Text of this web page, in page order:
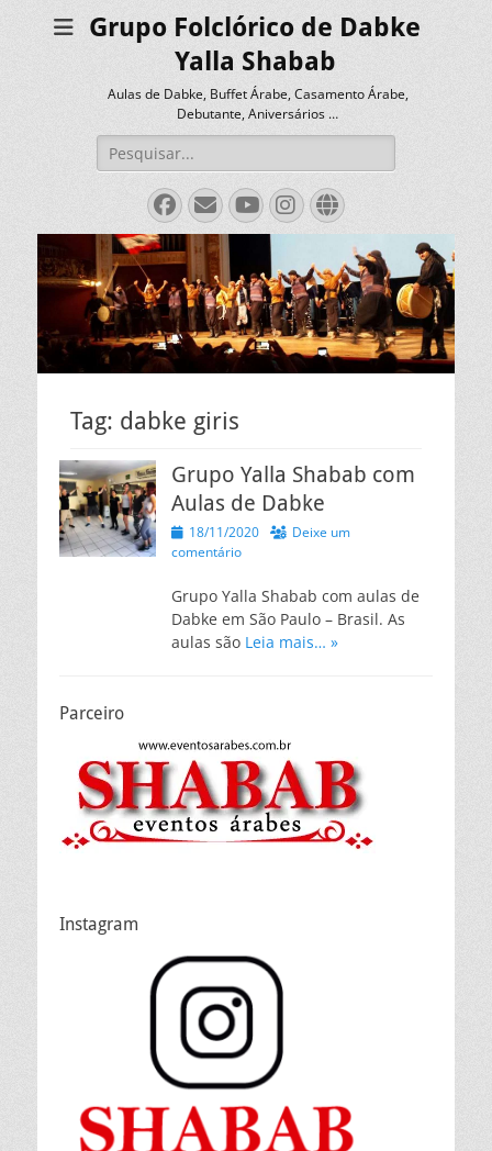
Grupo Folclórico de Dabke
Yalla Shabab
Aulas de Dabke, Buffet Árabe, Casamento Árabe,
Debutante, Aniversários …
Pesquisar
por:
Facebook
EmailYouTube
Instagram
Website
Tag: dabke giris
Grupo Yalla Shabab com
Aulas de Dabke
Posted
on
18/11/2020
Deixe um
comentário
Grupo Yalla Shabab com aulas de
Dabke em São Paulo – Brasil. As
aulas são Leia mais… »
Parceiro
Instagram